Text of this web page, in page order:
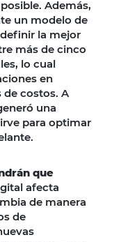
Además,
un modelo de
la mejor
más de cinco
lo cual
en
costos. A
una
para optimar
que
afecta
de manera
de